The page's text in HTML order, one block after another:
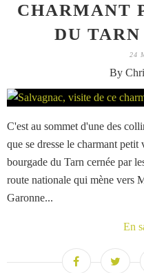
CHARMANT
DU
24
By
C'est au sommet d'une des
que se dresse le charmant
bourgade du Tarn cernée par
route nationale qui mène vers
Garonne...
En